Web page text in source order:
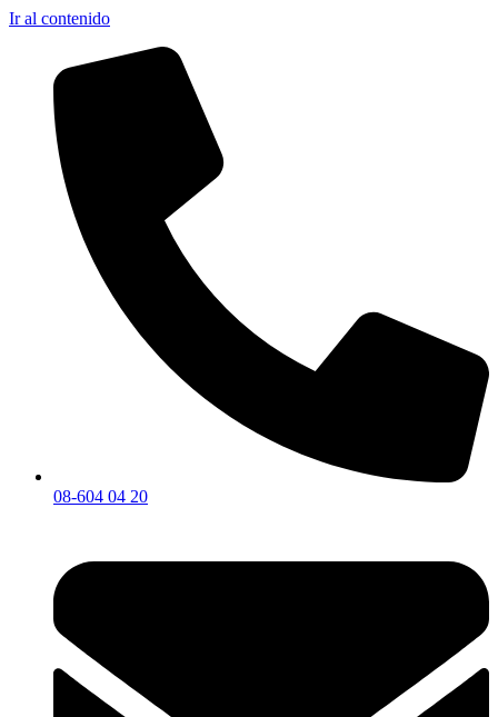
Ir al contenido
08-604 04 20